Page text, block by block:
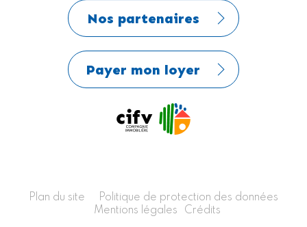
Nos partenaires
Payer mon loyer
Plan du site
Politique de protection des données
Mentions légales
Crédits